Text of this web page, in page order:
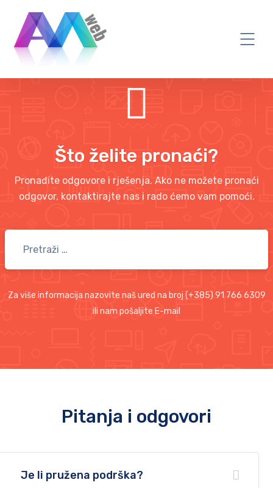
Što želite pronaći?
Pronađite odgovore i rješenja. Ako ne možete pronaći
odgovor, kontaktirajte nas i rado ćemo vam pomoći.
Za više informacija nazovite naš ured na broj (+385) 91 766 6309
ili nam pošaljite E-mail
Pitanja i odgovori
Je li pružena podrška?